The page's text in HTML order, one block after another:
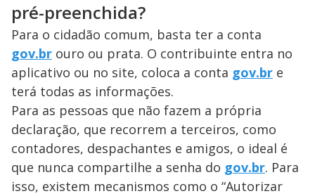
pré-preenchida?
Para o cidadão comum, basta ter a conta
gov.br ouro ou prata. O contribuinte entra no
aplicativo ou no site, coloca a conta gov.br e
terá todas as informações.
Para as pessoas que não fazem a própria
declaração, que recorrem a terceiros, como
contadores, despachantes e amigos, o ideal é
que nunca compartilhe a senha do gov.br. Para
isso, existem mecanismos como o “Autorizar